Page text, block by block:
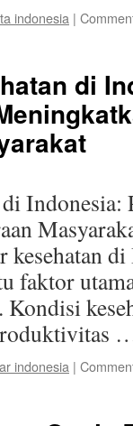
indonesia |
di
Indonesia:
faktor
Kondisi
indonesia |